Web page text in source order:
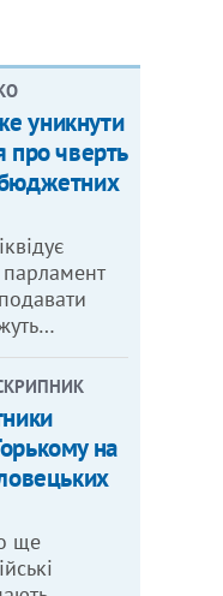
уникнути
про чверть
парламент
на
ще